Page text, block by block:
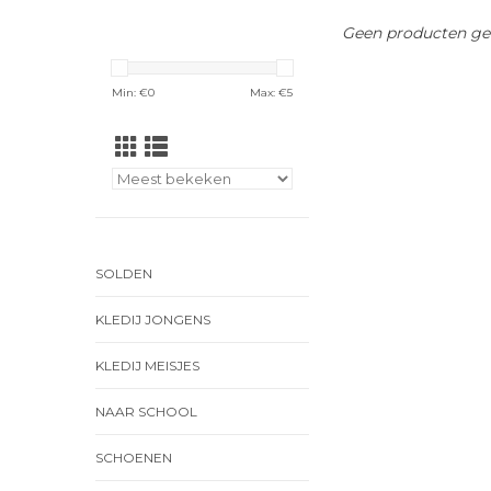
Min: €0 Max: €5
SOLDEN
KLEDIJ JONGENS
KLEDIJ MEISJES
NAAR SCHOOL
SCHOENEN
Geen producten